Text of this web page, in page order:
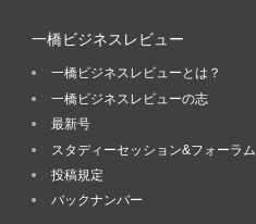
一橋ビジネスレビュー
一橋ビジネスレビューとは？
一橋ビジネスレビューの志
最新号
スタディーセッション&フォーラム
投稿規定
バックナンバー